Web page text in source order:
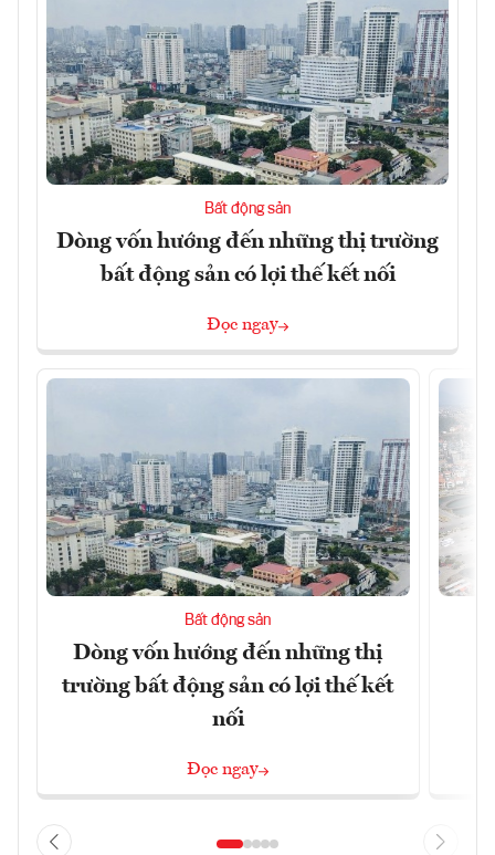
Bất động sản
Dòng vốn hướng đến những thị trường
bất động sản có lợi thế kết nối
Đọc ngay
Bất động sản
Dòng vốn hướng đến những thị
trường bất động sản có lợi thế kết
nối
Đọc ngay